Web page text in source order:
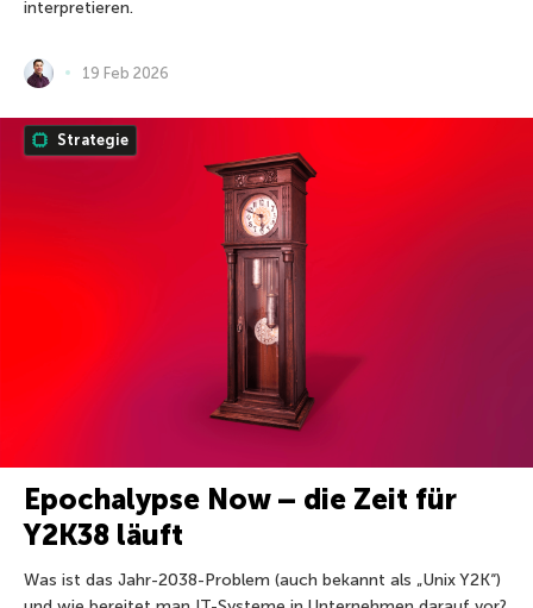
interpretieren.
19 Feb 2026
Strategie
Epochalypse Now – die Zeit für
Y2K38 läuft
Was ist das Jahr-2038-Problem (auch bekannt als „Unix Y2K“)